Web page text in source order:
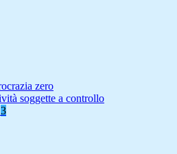
zero
soggette a controllo
3